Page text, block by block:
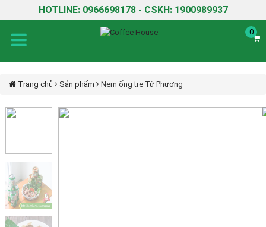
HOTLINE: 0966698178 - CSKH: 1900989937
0
Trang chủ Sản phẩm Nem ống tre Tứ Phương